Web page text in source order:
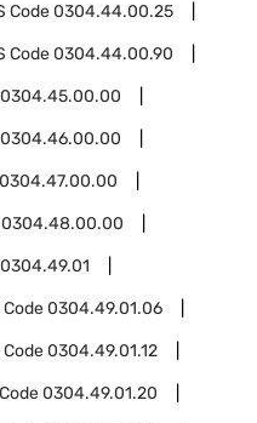
Code0304.44.00.25
Code0304.44.00.90
0304.45.00.00
0304.46.00.00
0304.47.00.00
0304.48.00.00
0304.49.01
Code0304.49.01.06
Code0304.49.01.12
0304.49.01.20